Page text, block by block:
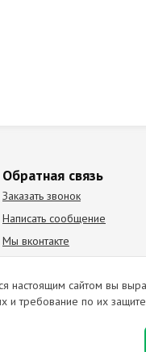
Обратная связь
Заказать звонок
Написать сообщение
Мы вконтакте
материалов
настоящим сайтом вы
и требование по их